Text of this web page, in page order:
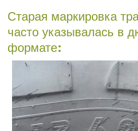
Старая маркировка
часто указывалась в
формате: